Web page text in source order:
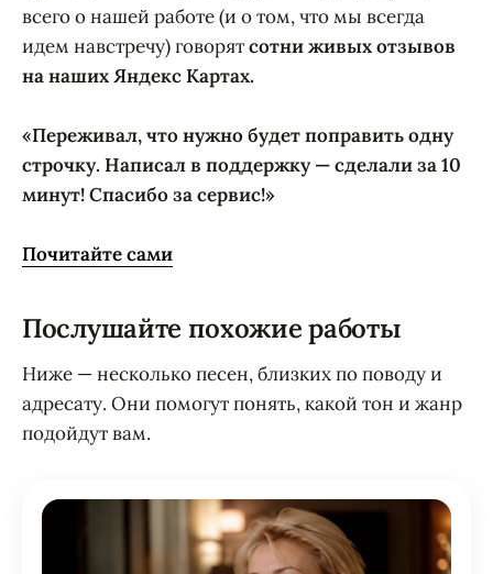
всего о нашей работе (и о том, что мы всегда
идем навстречу) говорятсотни живых отзывов
на наших Яндекс Картах.
«Переживал, что нужно будет поправить одну
строчку. Написал в поддержку — сделали за 10
минут! Спасибо за сервис!»
Почитайте сами
Послушайте похожие работы
Ниже — несколько песен, близких по поводу и
адресату. Они помогут понять, какой тон и жанр
подойдут вам.